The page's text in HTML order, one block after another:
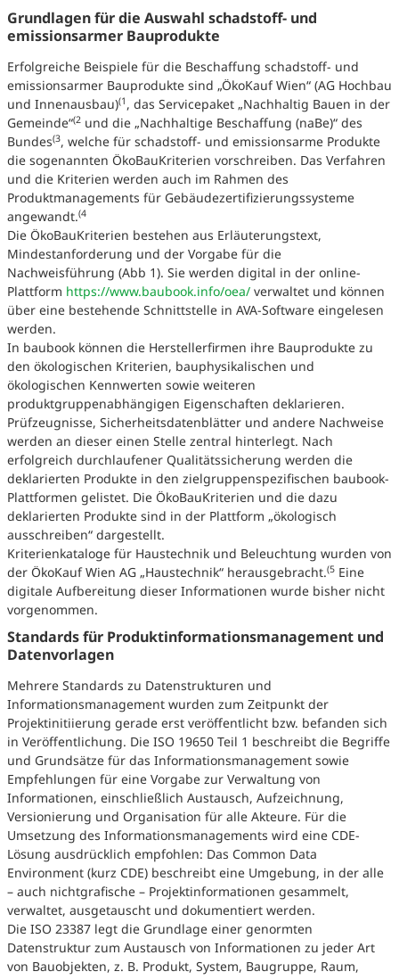
Grundlagen für die Auswahl schadstoff- und
emissionsarmer Bauprodukte
Erfolgreiche Beispiele für die Beschaffung schadstoff- und
emissionsarmer Bauprodukte sind „ÖkoKauf Wien“ (AG Hochbau
und Innenausbau)(1 , das Servicepaket „Nachhaltig Bauen in der
Gemeinde“(2 und die „Nachhaltige Beschaffung (naBe)“ des
Bundes(3, welche für schadstoff- und emissionsarme Produkte
die sogenannten ÖkoBauKriterien vorschreiben. Das Verfahren
und die Kriterien werden auch im Rahmen des
Produktmanagements für Gebäudezertifizierungssysteme
angewandt.(4
Die ÖkoBauKriterien bestehen aus Erläuterungstext,
Mindestanforderung und der Vorgabe für die
Nachweisführung (Abb 1). Sie werden digital in der online-
Plattform https://www.baubook.info/oea/ verwaltet und können
über eine bestehende Schnittstelle in AVA-Software eingelesen
werden.
In baubook können die Herstellerfirmen ihre Bauprodukte zu
den ökologischen Kriterien, bauphysikalischen und
ökologischen Kennwerten sowie weiteren
produktgruppenabhängigen Eigenschaften deklarieren.
Prüfzeugnisse, Sicherheitsdatenblätter und andere Nachweise
werden an dieser einen Stelle zentral hinterlegt. Nach
erfolgreich durchlaufener Qualitätssicherung werden die
deklarierten Produkte in den zielgruppenspezifischen baubook-
Plattformen gelistet. Die ÖkoBauKriterien und die dazu
deklarierten Produkte sind in der Plattform „ökologisch
ausschreiben“ dargestellt.
Kriterienkataloge für Haustechnik und Beleuchtung wurden von
der ÖkoKauf Wien AG „Haustechnik“ herausgebracht.(5 Eine
digitale Aufbereitung dieser Informationen wurde bisher nicht
vorgenommen.
Standards für Produktinformationsmanagement und
Datenvorlagen
Mehrere Standards zu Datenstrukturen und
Informationsmanagement wurden zum Zeitpunkt der
Projektinitiierung gerade erst veröffentlicht bzw. befanden sich
in Veröffentlichung. Die ISO 19650 Teil 1 beschreibt die Begriffe
und Grundsätze für das Informationsmanagement sowie
Empfehlungen für eine Vorgabe zur Verwaltung von
Informationen, einschließlich Austausch, Aufzeichnung,
Versionierung und Organisation für alle Akteure. Für die
Umsetzung des Informationsmanagements wird eine CDE-
Lösung ausdrücklich empfohlen: Das Common Data
Environment (kurz CDE) beschreibt eine Umgebung, in der alle
– auch nichtgrafische – Projektinformationen gesammelt,
verwaltet, ausgetauscht und dokumentiert werden.
Die ISO 23387 legt die Grundlage einer genormten
Datenstruktur zum Austausch von Informationen zu jeder Art
von Bauobjekten, z. B. Produkt, System, Baugruppe, Raum,